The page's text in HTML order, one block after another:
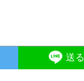
送る